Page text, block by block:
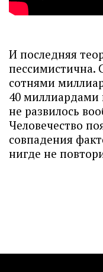
И последняя
пессимистична.
сотнями
40 миллиардами
не развилось
Человечество
совпадения
нигде не